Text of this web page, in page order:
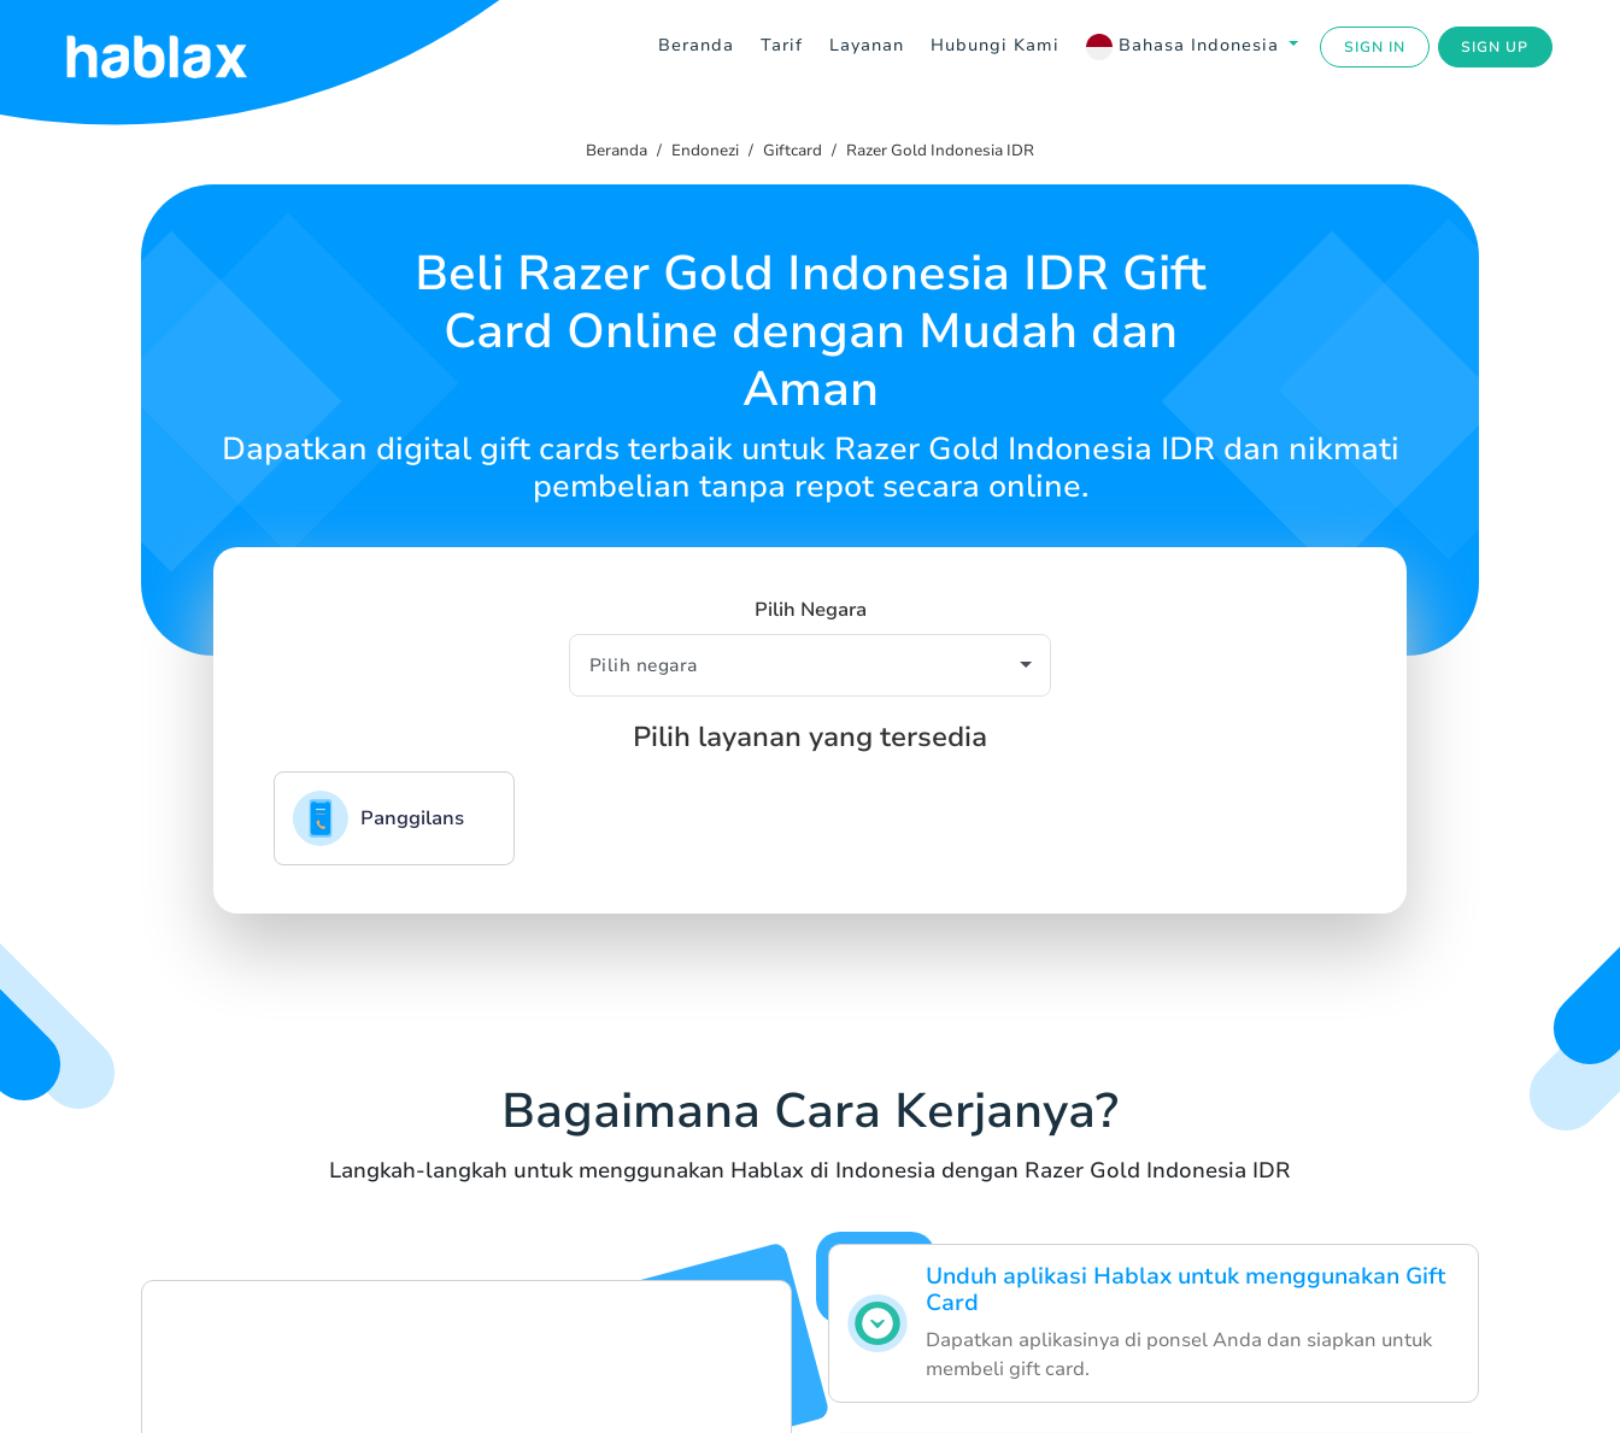
Beranda Tarif Layanan Hubungi Kami Bahasa Indonesia SIGN IN SIGN UP
Beranda
Beranda Endonezi Giftcard Razer Gold Indonesia IDR
Beli Razer Gold Indonesia IDR Gift
Card Online dengan Mudah dan
Aman
Dapatkan digital gift cards terbaik untuk Razer Gold Indonesia IDR dan nikmati
pembelian tanpa repot secara online.
Pilih Negara
Pilih layanan yang tersedia
Panggilans
Bagaimana Cara Kerjanya?
Langkah-langkah untuk menggunakan Hablax di Indonesia dengan Razer Gold Indonesia IDR
Unduh aplikasi Hablax untuk menggunakan Gift
Card
Dapatkan aplikasinya di ponsel Anda dan siapkan untuk
membeli gift card.